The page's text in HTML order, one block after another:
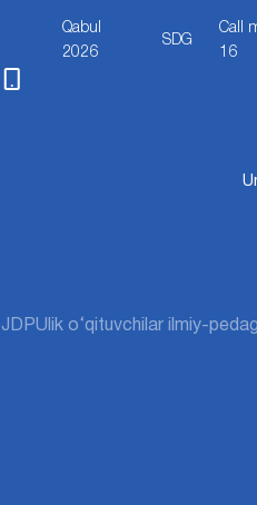
Qabul
2026
SDG
Call
16
JDPUlik o‘qituvchilar ilmiy-